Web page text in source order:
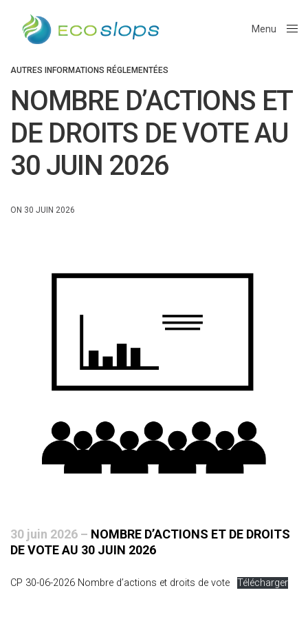
Menu
AUTRES INFORMATIONS RÉGLEMENTÉES
NOMBRE D’ACTIONS ET
DE DROITS DE VOTE AU
30 JUIN 2026
ON 30 JUIN 2026
30 juin 2026 – NOMBRE D’ACTIONS ET DE DROITS
DE VOTE AU 30 JUIN 2026
CP 30-06-2026 Nombre d’actions et droits de vote Télécharger